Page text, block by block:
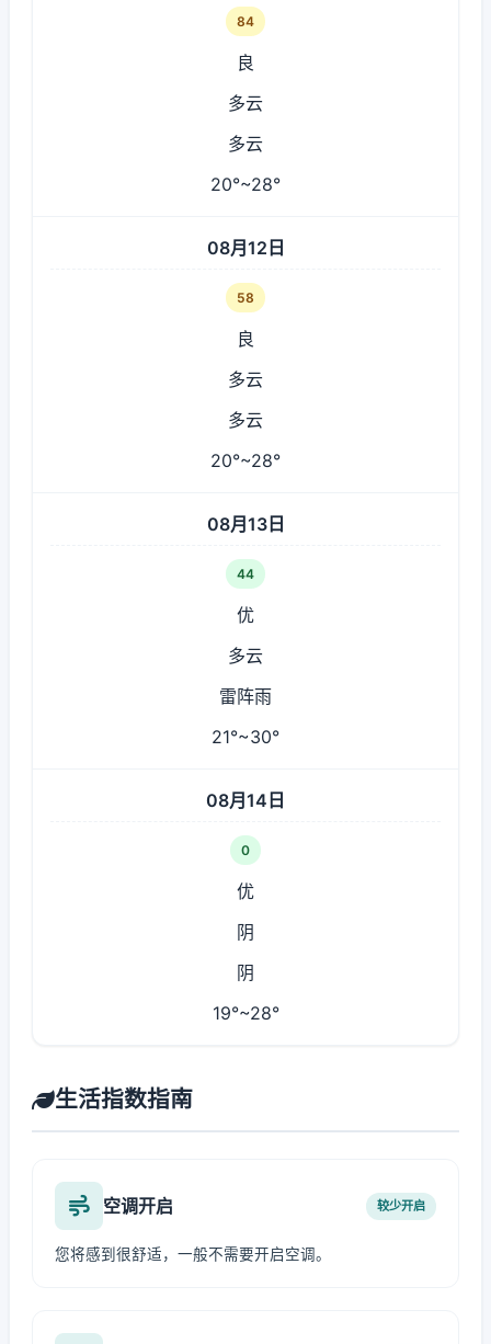
84
良
多云
多云
20°~28°
08月12日
58
良
多云
多云
20°~28°
08月13日
44
优
多云
雷阵雨
21°~30°
08月14日
0
优
阴
阴
19°~28°
生活指数指南
空调开启 较少开启
您将感到很舒适，一般不需要开启空调。